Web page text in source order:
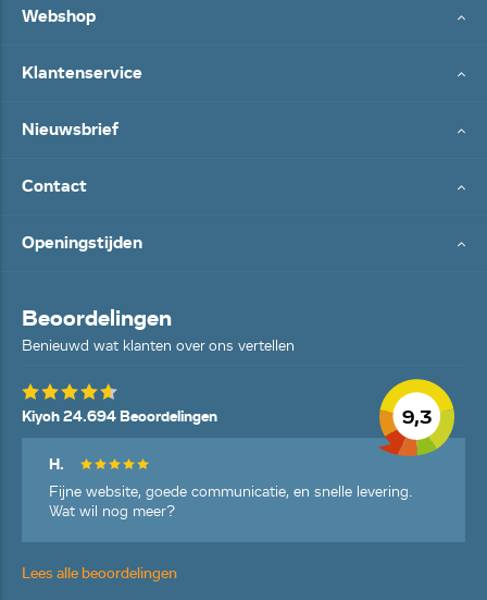
Webshop
Klantenservice
Nieuwsbrief
Contact
Openingstijden
Beoordelingen
Benieuwd wat klanten over ons vertellen
9,3
Kiyoh 24.694 Beoordelingen
H.
Fijne website, goede communicatie, en snelle levering.
Wat wil nog meer?
Lees alle beoordelingen